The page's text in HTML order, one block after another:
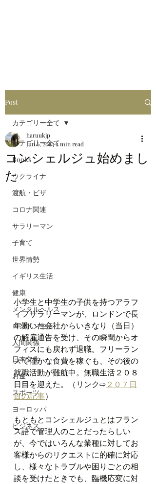
Post
カテゴリー全て
Books
ウクライナ
渡航・ビザ
コロナ関連
サラリーマン
子育て
世界情勢
イギリス生活
健康
メンタルヘルス
ロンドン生活
人間関係
日本文化
お金
スポーツ
ヨーロッパ
ビジネス
カテゴリー全て
コンシェルジュ始めまし
た
haruukjp
Jun 6, 20232 min read
小学生と中学生の子供を持つアラフ
ィフサラリーマンが、ロンドンで長
年働いた会社からいきなり（当日）
の解雇通告を受け、その瞬間からオ
フィスにも戻れず退職。フリーラン
スで僅かな食費を稼ぐも、その後の
就職活動が難航中。無職生活２０８
日目を迎えた。（リンク⇨２０７日
目の記事）
もともとコンシェルジュとはフラン
ス語で管理人のことだったらしい
が、今ではいろんな業種に対してお
客様からのリクエストに的確に対応
し、様々なトラブルや困りごとの相
談を受けたときでも、臨機応変に対